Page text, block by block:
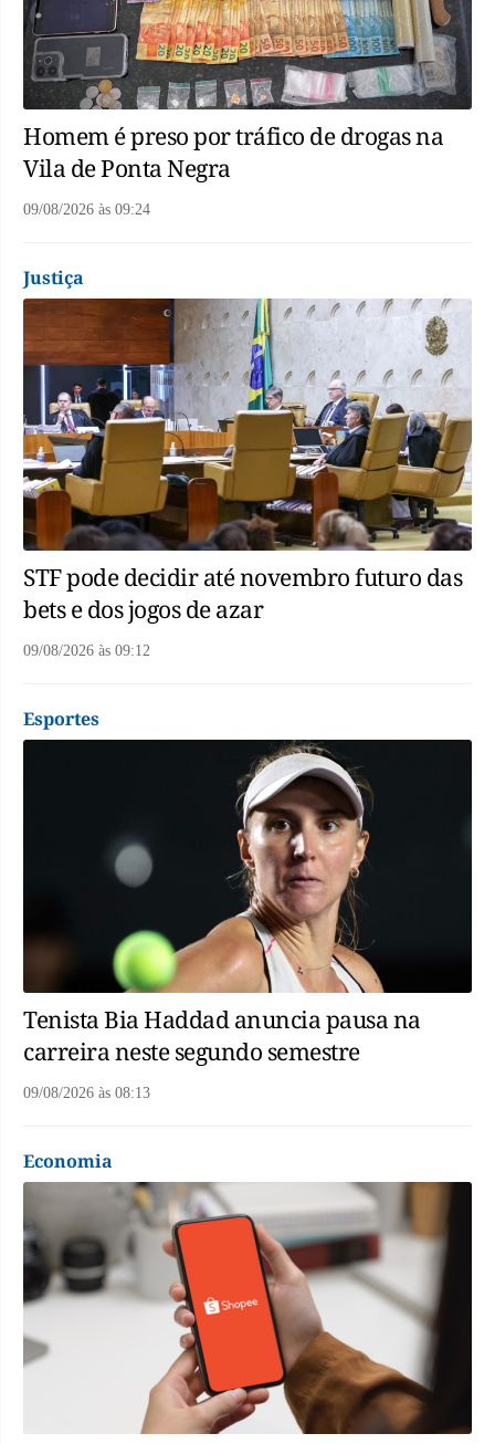
Homem é preso por tráfico de drogas na
Vila de Ponta Negra
09/08/2026 às 09:24
Justiça
STF pode decidir até novembro futuro das
bets e dos jogos de azar
09/08/2026 às 09:12
Esportes
Tenista Bia Haddad anuncia pausa na
carreira neste segundo semestre
09/08/2026 às 08:13
Economia